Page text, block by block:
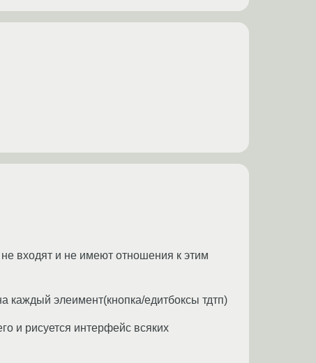
входят и не имеют отношения к этим
элеимент(кнопка/едитбоксы тдтп)
и рисуется интерфейс всяких